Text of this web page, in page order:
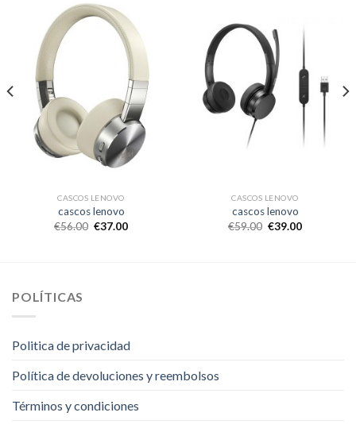
CASCOS LENOVO
cascos lenovo
€56.00 €37.00
CASCOS LENOVO
cascos lenovo
€59.00 €39.00
POLÍTICAS
Politica de privacidad
Política de devoluciones y reembolsos
Términos y condiciones